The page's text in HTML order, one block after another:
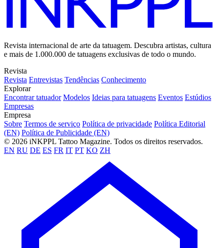
Revista internacional de arte da tatuagem. Descubra artistas, cultura
e mais de 1.000.000 de tatuagens exclusivas de todo o mundo.
Revista
Revista Entrevistas Tendências Conhecimento
Explorar
Encontrar tatuador Modelos Ideias para tatuagens Eventos Estúdios
Empresas
Empresa
Sobre Termos de serviço Política de privacidade Política Editorial
(EN) Política de Publicidade (EN)
© 2026 iNKPPL Tattoo Magazine. Todos os direitos reservados.
EN RU DE ES FR IT PT KO ZH